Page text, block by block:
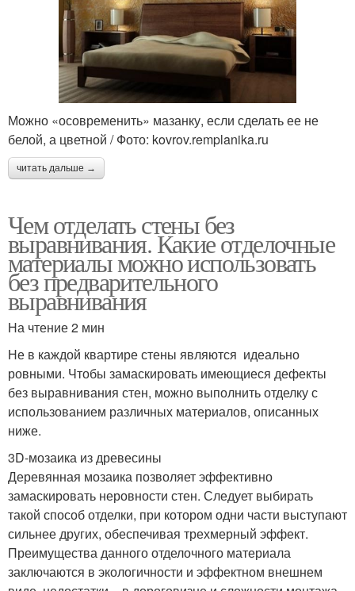
Можно «осовременить» мазанку, если сделать ее не
белой, а цветной / Фото: kovrov.remplanika.ru
читать дальше →
Чем отделать стены без
выравнивания. Какие отделочные
материалы можно использовать
без предварительного
выравнивания
На чтение 2 мин
Не в каждой квартире стены являются идеально
ровными. Чтобы замаскировать имеющиеся дефекты
без выравнивания стен, можно выполнить отделку с
использованием различных материалов, описанных
ниже.
3D-мозаика из древесины
Деревянная мозаика позволяет эффективно
замаскировать неровности стен. Следует выбирать
такой способ отделки, при котором одни части выступают
сильнее других, обеспечивая трехмерный эффект.
Преимущества данного отделочного материала
заключаются в экологичности и эффектном внешнем